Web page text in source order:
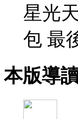
星光
包 最
本版導